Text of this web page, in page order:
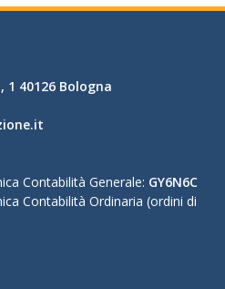
1 40126 Bologna
Contabilità Generale: GY6N6C
Contabilità Ordinaria (ordini di